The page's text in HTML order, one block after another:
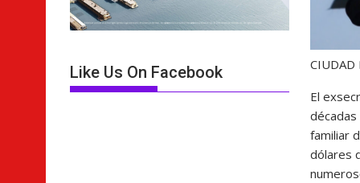
El
familiar
dólares
Like Us On Facebook